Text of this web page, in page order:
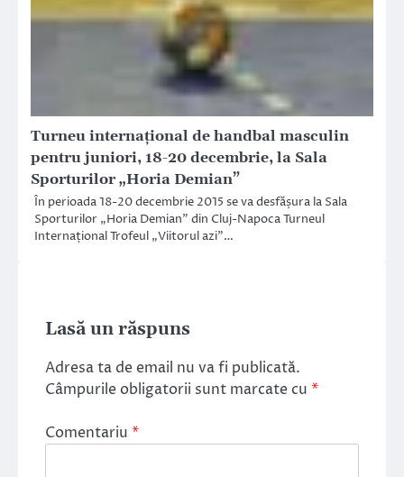
Turneu internațional de handbal masculin
pentru juniori, 18-20 decembrie, la Sala
Sporturilor „Horia Demian”
În perioada 18-20 decembrie 2015 se va desfășura la Sala
Sporturilor „Horia Demian” din Cluj-Napoca Turneul
Internațional Trofeul „Viitorul azi”…
Lasă un răspuns
Adresa ta de email nu va fi publicată.
Câmpurile obligatorii sunt marcate cu *
Comentariu *